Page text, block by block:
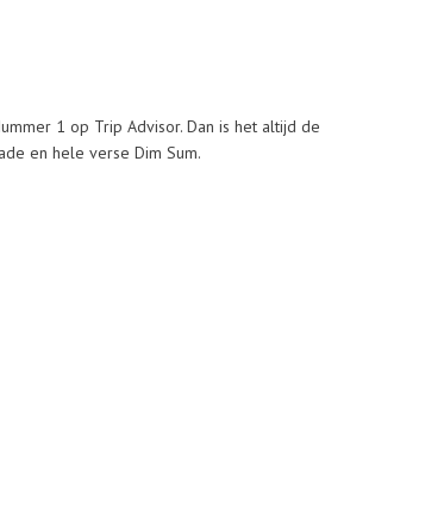
1 op Trip Advisor. Dan is het altijd de
en hele verse Dim Sum.